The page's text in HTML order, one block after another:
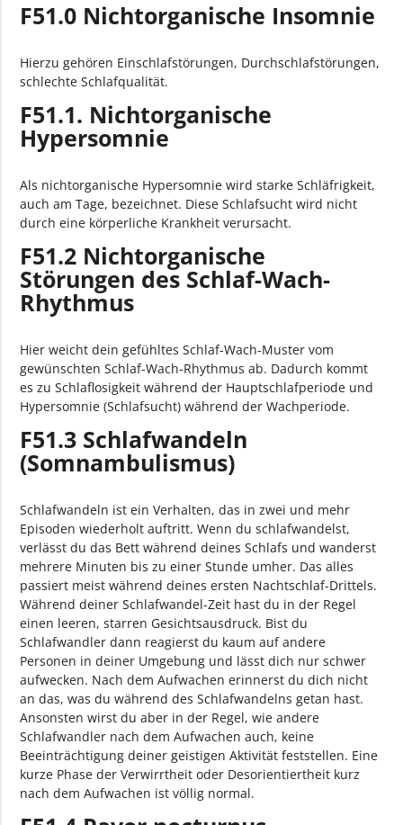
F51.0 Nichtorganische Insomnie
Hierzu gehören Einschlafstörungen, Durchschlafstörungen,
schlechte Schlafqualität.
F51.1. Nichtorganische
Hypersomnie
Als nichtorganische Hypersomnie wird starke Schläfrigkeit,
auch am Tage, bezeichnet. Diese Schlafsucht wird nicht
durch eine körperliche Krankheit verursacht.
F51.2 Nichtorganische
Störungen des Schlaf-Wach-
Rhythmus
Hier weicht dein gefühltes Schlaf-Wach-Muster vom
gewünschten Schlaf-Wach-Rhythmus ab. Dadurch kommt
es zu Schlaflosigkeit während der Hauptschlafperiode und
Hypersomnie (Schlafsucht) während der Wachperiode.
F51.3 Schlafwandeln
(Somnambulismus)
Schlafwandeln ist ein Verhalten, das in zwei und mehr
Episoden wiederholt auftritt. Wenn du schlafwandelst,
verlässt du das Bett während deines Schlafs und wanderst
mehrere Minuten bis zu einer Stunde umher. Das alles
passiert meist während deines ersten Nachtschlaf-Drittels.
Während deiner Schlafwandel-Zeit hast du in der Regel
einen leeren, starren Gesichtsausdruck. Bist du
Schlafwandler dann reagierst du kaum auf andere
Personen in deiner Umgebung und lässt dich nur schwer
aufwecken. Nach dem Aufwachen erinnerst du dich nicht
an das, was du während des Schlafwandelns getan hast.
Ansonsten wirst du aber in der Regel, wie andere
Schlafwandler nach dem Aufwachen auch, keine
Beeinträchtigung deiner geistigen Aktivität feststellen. Eine
kurze Phase der Verwirrtheit oder Desorientiertheit kurz
nach dem Aufwachen ist völlig normal.